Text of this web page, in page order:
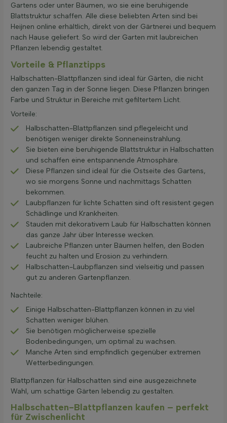
Gartens oder unter Bäumen, wo sie eine beruhigende
Blattstruktur schaffen. Alle diese beliebten Arten sind bei
Heijnen online erhältlich, direkt von der Gärtnerei und bequem
nach Hause geliefert. So wird der Garten mit laubreichen
Pflanzen lebendig gestaltet.
Vorteile & Pflanztipps
Halbschatten-Blattpflanzen sind ideal für Gärten, die nicht
den ganzen Tag in der Sonne liegen. Diese Pflanzen bringen
Farbe und Struktur in Bereiche mit gefiltertem Licht.
Vorteile:
Halbschatten-Blattpflanzen sind pflegeleicht und
benötigen weniger direkte Sonneneinstrahlung.
Sie bieten eine beruhigende Blattstruktur in Halbschatten
und schaffen eine entspannende Atmosphäre.
Diese Pflanzen sind ideal für die Ostseite des Gartens,
wo sie morgens Sonne und nachmittags Schatten
bekommen.
Laubpflanzen für lichte Schatten sind oft resistent gegen
Schädlinge und Krankheiten.
Stauden mit dekorativem Laub für Halbschatten können
das ganze Jahr über Interesse wecken.
Laubreiche Pflanzen unter Bäumen helfen, den Boden
feucht zu halten und Erosion zu verhindern.
Halbschatten-Laubpflanzen sind vielseitig und passen
gut zu anderen Gartenpflanzen.
Nachteile:
Einige Halbschatten-Blattpflanzen können in zu viel
Schatten weniger blühen.
Sie benötigen möglicherweise spezielle
Bodenbedingungen, um optimal zu wachsen.
Manche Arten sind empfindlich gegenüber extremen
Wetterbedingungen.
Blattpflanzen für Halbschatten sind eine ausgezeichnete
Wahl, um schattige Gärten lebendig zu gestalten.
Halbschatten-Blattpflanzen kaufen – perfekt
für Zwischenlicht